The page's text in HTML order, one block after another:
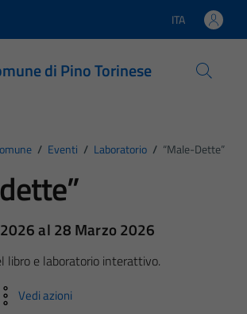
Lingua attiva:
ITA
di Pino Torinese
/ Eventi / Laboratorio / “Male-Dette”
al 28 Marzo 2026
libro e laboratorio interattivo.
Vedi azioni